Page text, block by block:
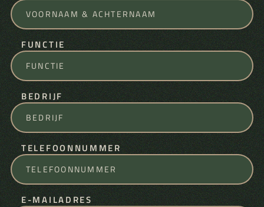
FUNCTIE
BEDRIJF
TELEFOONNUMMER
E-MAILADRES